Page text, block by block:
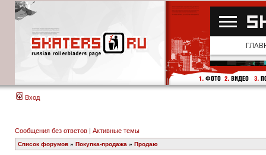
Вход
Сообщения без ответов | Активные темы
Список форумов » Покупка-продажа » Продаю